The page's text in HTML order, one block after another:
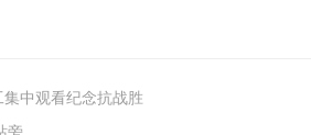
中观看纪念抗战胜